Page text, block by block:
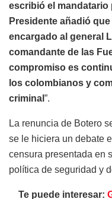
escribió el mandatario
Presidente añadió
encargado al general
comandante de las
compromiso es
los colombianos y
criminal ”.
La renuncia de Botero
se le hiciera un debate
censura presentada en
política de seguridad y
Te puede interesar: